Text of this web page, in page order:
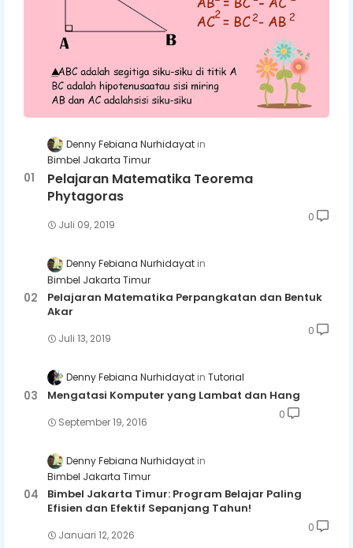
Denny Febiana Nurhidayat
Bimbel Jakarta Timur
Pelajaran Matematika Teorema
Phytagoras
Juli 09, 2019
0
Denny Febiana Nurhidayat
Bimbel Jakarta Timur
Pelajaran Matematika Perpangkatan dan Bentuk
Akar
Juli 13, 2019
0
Denny Febiana Nurhidayat Tutorial
Mengatasi Komputer yang Lambat dan Hang
September 19, 2016
0
Denny Febiana Nurhidayat
Bimbel Jakarta Timur
Bimbel Jakarta Timur: Program Belajar Paling
Efisien dan Efektif Sepanjang Tahun!
Januari 12, 2026
0